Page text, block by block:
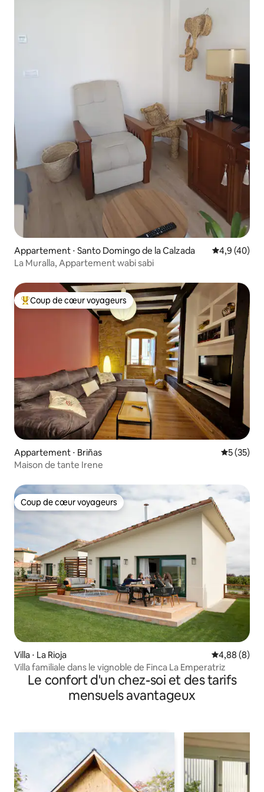
Appartement ⋅ Santo Domingo de la Calzada Évaluation
4,9 (40)
La Muralla, Appartement wabi sabi
Coups de cœur voyageurs les plus appréciés
Coup de cœur voyageurs
Appartement ⋅ Briñas
5 (35)
Maison de tante Irene
Coup de cœur voyageurs
Coup de cœur voyageurs
Villa ⋅ La Rioja Évaluation
4,88 (8)
Villa familiale dans le vignoble de Finca La Emperatriz
Le confort d'un chez-soi et des tarifs
mensuels avantageux